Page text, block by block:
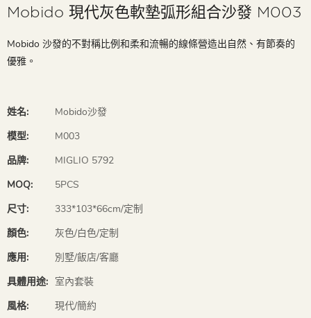
Mobido 現代灰色軟墊弧形組合沙發 M003
Mobido 沙發的不對稱比例和柔和流暢的線條營造出自然、有節奏的
優雅。
姓名:
Mobido沙發
模型:
M003
品牌:
MIGLIO 5792
MOQ:
5PCS
尺寸:
333*103*66cm/定制
顏色:
灰色/白色/定制
應用:
別墅/飯店/客廳
具體用途: 室內套裝
風格:
現代/簡約